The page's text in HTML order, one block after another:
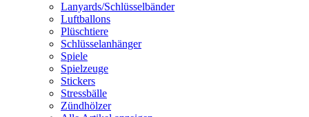
Lanyards/Schlüsselbänder
Luftballons
Plüschtiere
Schlüsselanhänger
Spiele
Spielzeuge
Stickers
Stressbälle
Zündhölzer